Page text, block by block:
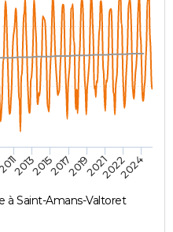
à Saint-Amans-Valtoret
2013201520172019202120222024